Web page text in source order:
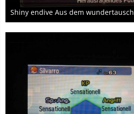
Shiny endive Aus dem wundertausch
18. Mai 2017